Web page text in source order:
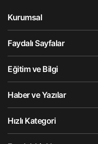
Kurumsal
Faydalı Sayfalar
Eğitim ve Bilgi
Haber ve Yazılar
Hızlı Kategori